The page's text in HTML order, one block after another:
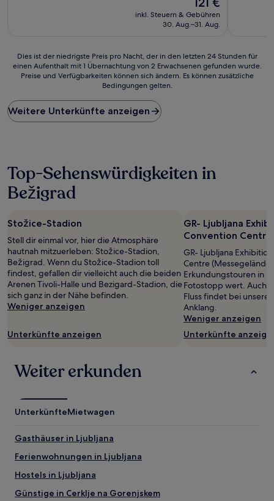
Preis
beträgt
inkl. Steuern & Gebühren
30. Aug.–31. Aug.
Dies
ist
Preis
pro
Nacht,
letzten
24 Stunden
für
einen
mit
von
2 Erwachsenen
gefunden
wurde.
Preise
und
Verfügbarkeiten
sich
ändern.
können
zusätzliche
gelten.
Dies ist der niedrigste Preis pro Nacht, der in den letzten 24 Stunden für
einen Aufenthalt mit 1 Übernachtung von 2 Erwachsenen gefunden wurde.
Preise und Verfügbarkeiten können sich ändern. Es können zusätzliche
Bedingungen gelten.
Weitere Unterkünfte anzeigen
Top-Sehenswürdigkeiten in
Bežigrad
Stožice-Stadion
Stell dir einmal vor, hier die Atmosphäre
hautnah mitzuerleben: Stožice-Stadion,
Bežigrad. Wenn du Stožice-Stadion toll
findest, gefallen dir vielleicht auch die beiden
Arenen Tivoli-Halle und Bezigard-Stadion, die
sich ganz in der Nähe befinden.
Weniger anzeigen
Unterkünfte anzeigen
GR- Ljubljana
Convention Centre
GR- Ljubljana
Centre
Erkundungstouren in
Fotostopp wert. Auch
Fluss findet bei
Anklang.
Weniger anzeigen
Unterkünfte
Weiter erkunden
UnterkünfteMietwagen
Gasthäuser in Ljubljana
Ferienwohnungen in Ljubljana
Hostels in Ljubljana
Günstige in Cerklje na Gorenjskem